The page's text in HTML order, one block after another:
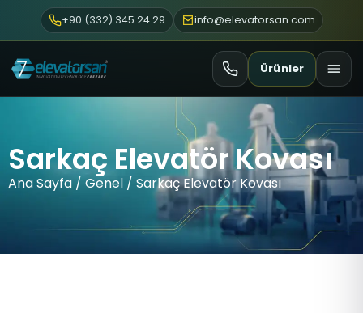
+90 (332) 345 24 29 info@elevatorsan.com
Ürünler
Sarkaç Elevatör Kovası
Ana Sayfa / Genel / Sarkaç Elevatör Kovası